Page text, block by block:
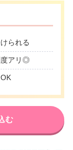
られる
度アリ◎
む